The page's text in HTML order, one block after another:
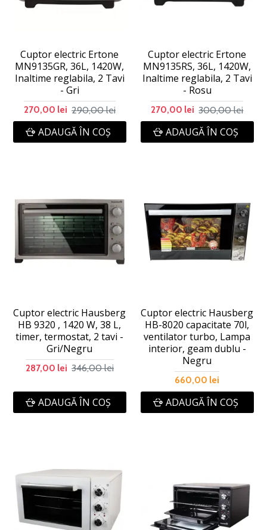
Cuptor electric Ertone
MN9135GR, 36L, 1420W,
Inaltime reglabila, 2 Tavi
- Gri
270,00 lei 290,00 lei
ADAUGĂ ÎN COŞ
Cuptor electric Ertone
MN9135RS, 36L, 1420W,
Inaltime reglabila, 2 Tavi
- Rosu
270,00 lei 300,00 lei
ADAUGĂ ÎN COŞ
Cuptor electric Hausberg
HB 9320 , 1420 W, 38 L,
timer, termostat, 2 tavi -
Gri/Negru
287,00 lei 346,00 lei
ADAUGĂ ÎN COŞ
Cuptor electric Hausberg
HB-8020 capacitate 70l,
ventilator turbo, Lampa
interior, geam dublu -
Negru
660,00 lei
ADAUGĂ ÎN COŞ